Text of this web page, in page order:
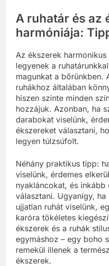
A ruhatár és az
harmóniája:
Az ékszerek
legyenek a
magunkat a bőrünkben.
ruhákhoz általában
hiszen szinte minden
hozzájuk. Azonban, ha
darabokat viselünk,
ékszereket választani,
legyen túlzsúfolt.
Néhány praktikus tipp:
viselünk, érdemes
nyakláncokat, és
választani. Ugyanígy,
ujjatlan ruhát viselünk,
karóra tökéletes
ékszerek és a ruhák
egymáshoz – egy boho
remekül illenek a
ékszerek.